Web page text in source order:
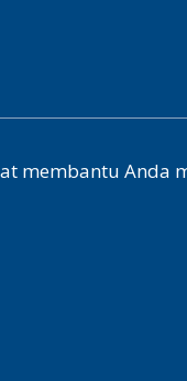
membantu Anda